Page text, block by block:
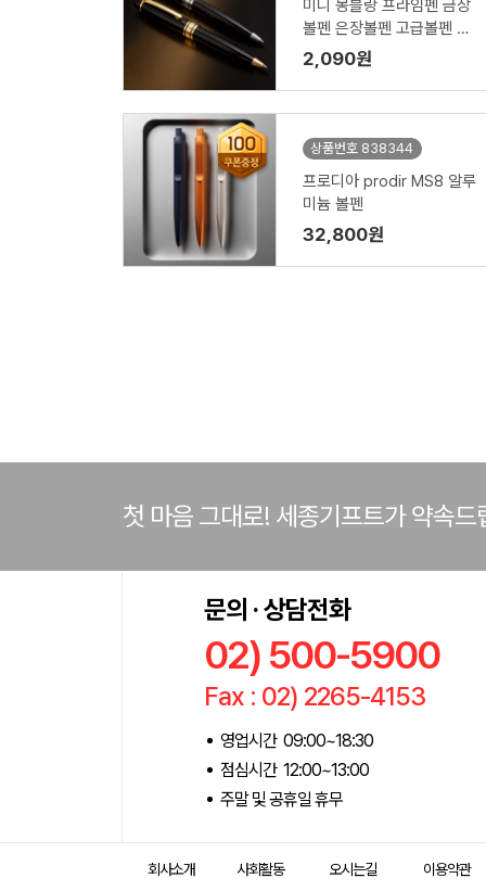
미니 몽블랑 프라임펜 금장
볼펜 은장볼펜 고급볼펜 볼
펜 케이스인쇄
2,090원
상품번호 838344
프로디아 prodir MS8 알루
미늄 볼펜
32,800원
첫 마음 그대로! 세종기프트가 약속드
문의 · 상담전화
02) 500-5900
Fax : 02) 2265-4153
영업시간 09:00~18:30
점심시간 12:00~13:00
주말 및 공휴일 휴무
회사소개 사회활동 오시는길 이용약관